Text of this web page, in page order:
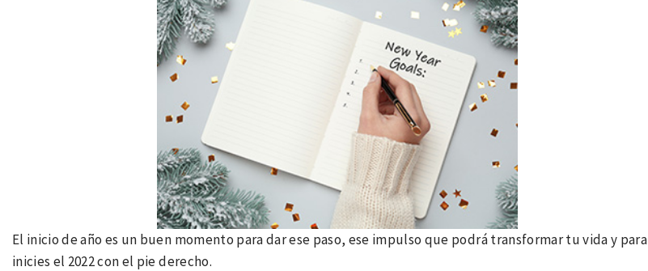
El inicio de año es un buen momento para dar ese paso, ese impulso que podrá transformar tu vida y para
inicies el 2022 con el pie derecho.